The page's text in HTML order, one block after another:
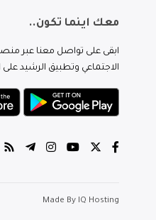
معك اينما تكون..
ابقى على تواصل معنا عبر
الاجتماعي وتطبيق الرشيد على
Made By IQ Hosting